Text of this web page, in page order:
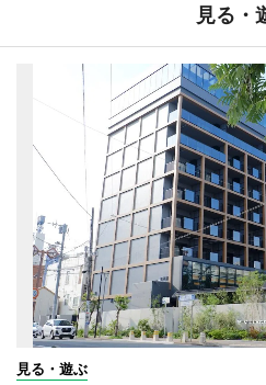
見る・
見る・遊ぶ